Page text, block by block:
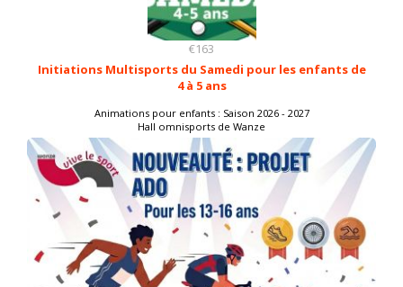
€163
Initiations Multisports du Samedi pour les enfants de
4 à 5 ans
Animations pour enfants : Saison 2026 - 2027
Hall omnisports de Wanze